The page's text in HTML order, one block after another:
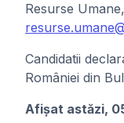
Resurse
Candidatii
României din
Afișat astăzi,